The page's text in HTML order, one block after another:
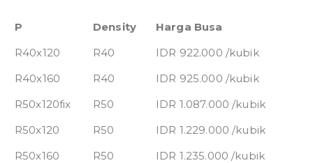
P Density
Harga Busa
R40x120
R40
IDR 922.000 /kubik
R40x160
R40
IDR 925.000 /kubik
R50x120fix
R50
IDR 1.087.000 /kubik
R50x120
R50
IDR 1.229.000 /kubik
R50x160
R50
IDR 1.235.000 /kubik